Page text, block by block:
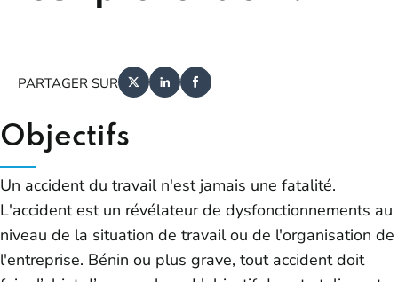
PARTAGER SUR
Objectifs
Un accident du travail n'est jamais une fatalité.
L'accident est un révélateur de dysfonctionnements au
niveau de la situation de travail ou de l'organisation de
l'entreprise. Bénin ou plus grave, tout accident doit